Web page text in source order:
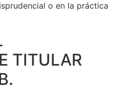
o en la práctica
TITULAR